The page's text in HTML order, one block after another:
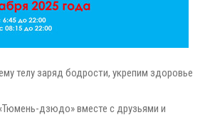
телу заряд бодрости, укрепим здоровье
дзюдо» вместе с друзьями и